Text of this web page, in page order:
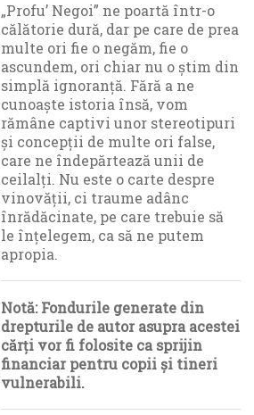
„Profu’ Negoi” ne poartă într-o
călătorie dură, dar pe care de prea
multe ori fie o negăm, fie o
ascundem, ori chiar nu o știm din
simplă ignoranță. Fără a ne
cunoaște istoria însă, vom
rămâne captivi unor stereotipuri
și concepții de multe ori false,
care ne îndepărtează unii de
ceilalți. Nu este o carte despre
vinovății, ci traume adânc
înrădăcinate, pe care trebuie să
le înțelegem, ca să ne putem
apropia.
Notă: Fondurile generate din
drepturile de autor asupra acestei
cărți vor fi folosite ca sprijin
financiar pentru copii și tineri
vulnerabili.